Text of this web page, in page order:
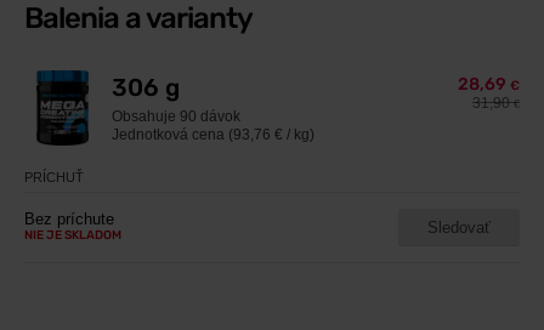
Balenia a varianty
306 g
Obsahuje 90 dávok
Jednotková cena (93,76 € / kg)
28,69 €
31,90€
PRÍCHUŤ
Bez príchute
NIE JE SKLADOM Sledovať